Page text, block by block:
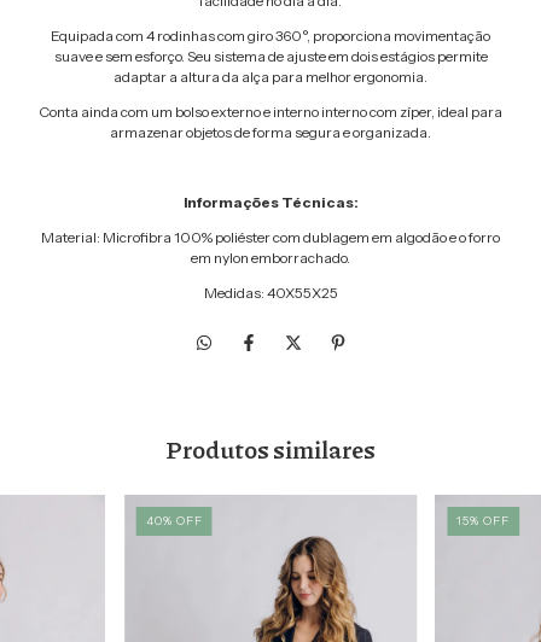
Equipada com 4 rodinhas com giro 360°, proporciona movimentação
suave e sem esforço. Seu sistema de ajuste em dois estágios permite
adaptar a altura da alça para melhor ergonomia.
Conta ainda com um bolso externo e interno interno com zíper, ideal para
armazenar objetos de forma segura e organizada.
Informações Técnicas:
Material: Microfibra 100% poliéster com dublagem em algodão e o forro
em nylon emborrachado.
Medidas: 40X55X25
Produtos similares
40% OFF 15%OFF